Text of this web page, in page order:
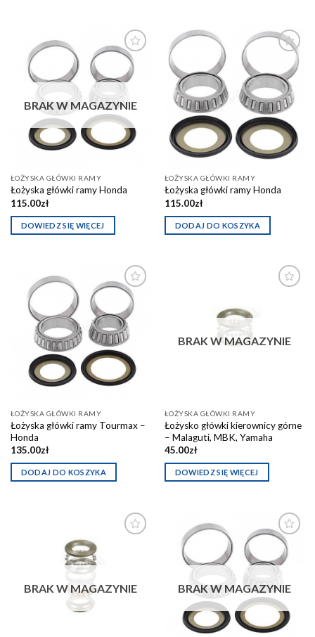
Dodaj do
schowka
BRAK W MAGAZYNIE
ŁOŻYSKA GŁÓWKI RAMY
Łożyska główki ramy Honda
115.00zł
DOWIEDZ SIĘ WIĘCEJ
Dodaj do
schowka
ŁOŻYSKA GŁÓWKI RAMY
Łożyska główki ramy Honda
115.00zł
DODAJ DO KOSZYKA
Dodaj do
schowka
ŁOŻYSKA GŁÓWKI RAMY
Łożyska główki ramy Tourmax –
Honda
135.00zł
DODAJ DO KOSZYKA
BRAK W MAGAZYNIE
ŁOŻYSKA GŁÓWKI RAMY
Łożysko główki kierownicy górne
– Malaguti, MBK, Yamaha
45.00zł
DOWIEDZ SIĘ WIĘCEJ
BRAK W MAGAZYNIE
Dodaj do
schowka
BRAK W MAGAZYNIE